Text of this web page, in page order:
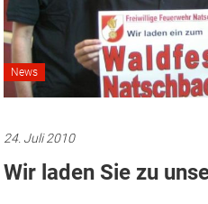
News
24. Juli 2010
Wir laden Sie zu